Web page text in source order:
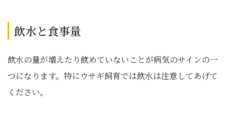
飲水と食事量
飲水の量が増えたり飲めていないことが病気のサインの一
つになります。特にウサギ飼育では飲水は注意してあげて
ください。